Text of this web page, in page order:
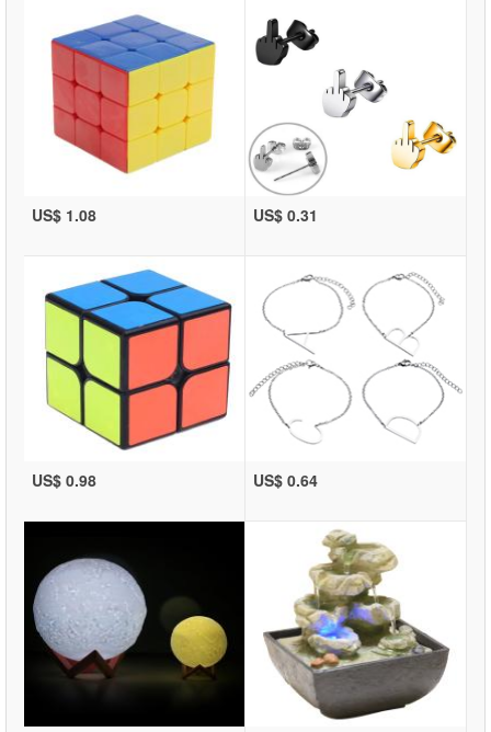
US$ 1.08 US$ 0.31
US$ 0.98 US$ 0.64